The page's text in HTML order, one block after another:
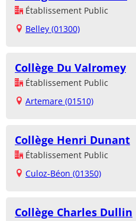
Établissement Public
Belley (01300)
Collège Du Valromey
Établissement Public
Artemare (01510)
Collège Henri Dunant
Établissement Public
Culoz-Béon (01350)
Collège Charles Dullin